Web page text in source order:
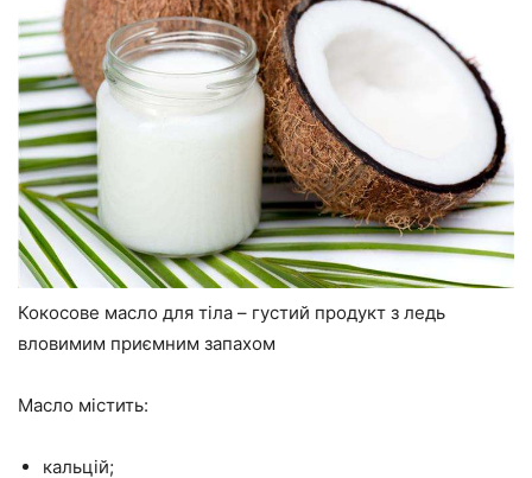
Кокосове масло для тіла – густий продукт з ледь
вловимим приємним запахом
Масло містить:
кальцій;